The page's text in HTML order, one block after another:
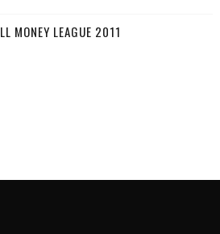
MONEY LEAGUE 2011